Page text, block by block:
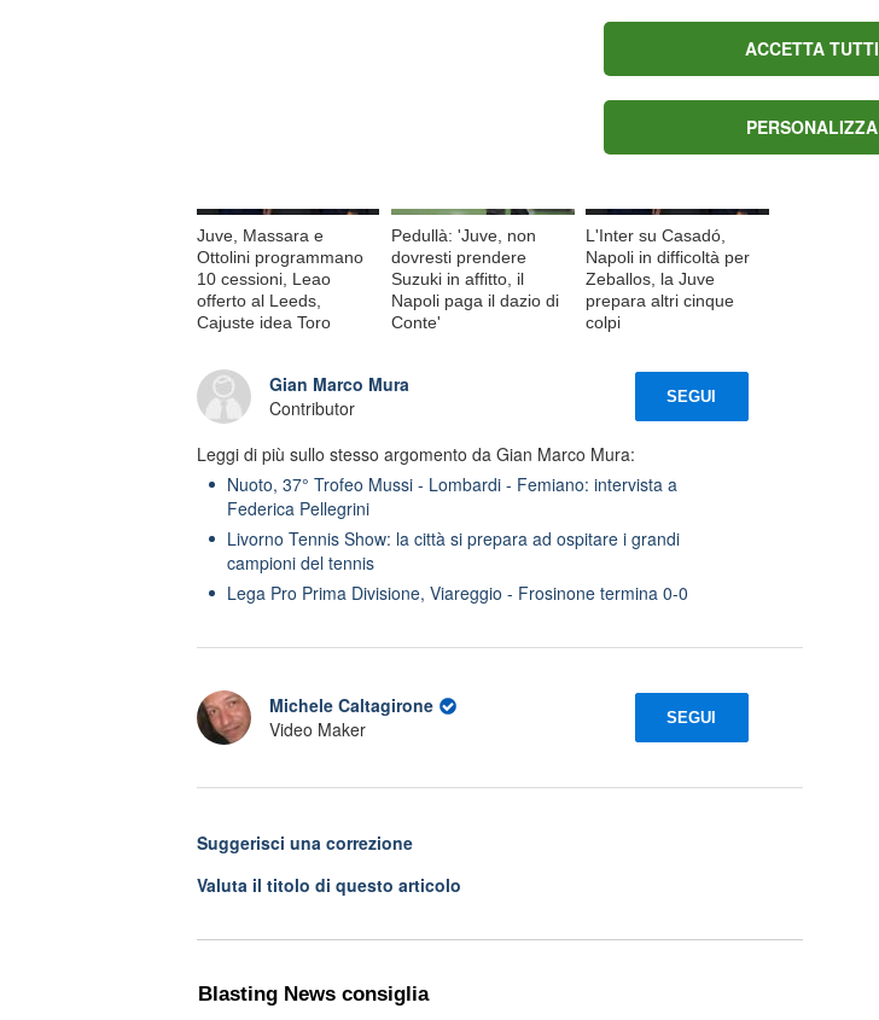
Juve, Massara e
Ottolini programmano
10 cessioni, Leao
offerto al Leeds,
Cajuste idea Toro
Pedullà: 'Juve, non
dovresti prendere
Suzuki in affitto, il
Napoli paga il dazio di
Conte'
L'Inter su Casadó,
Napoli in difficoltà per
Zeballos, la Juve
prepara altri cinque
colpi
Gian Marco Mura
Contributor
SEGUI
Leggi di più sullo stesso argomento da Gian Marco Mura:
Nuoto, 37° Trofeo Mussi - Lombardi - Femiano: intervista a
Federica Pellegrini
Livorno Tennis Show: la città si prepara ad ospitare i grandi
campioni del tennis
Lega Pro Prima Divisione, Viareggio - Frosinone termina 0-0
Michele Caltagirone
Video Maker
SEGUI
Suggerisci una correzione
Valuta il titolo di questo articolo
Blasting News consiglia
ACCETTA TUTTI
PERSONALIZZA